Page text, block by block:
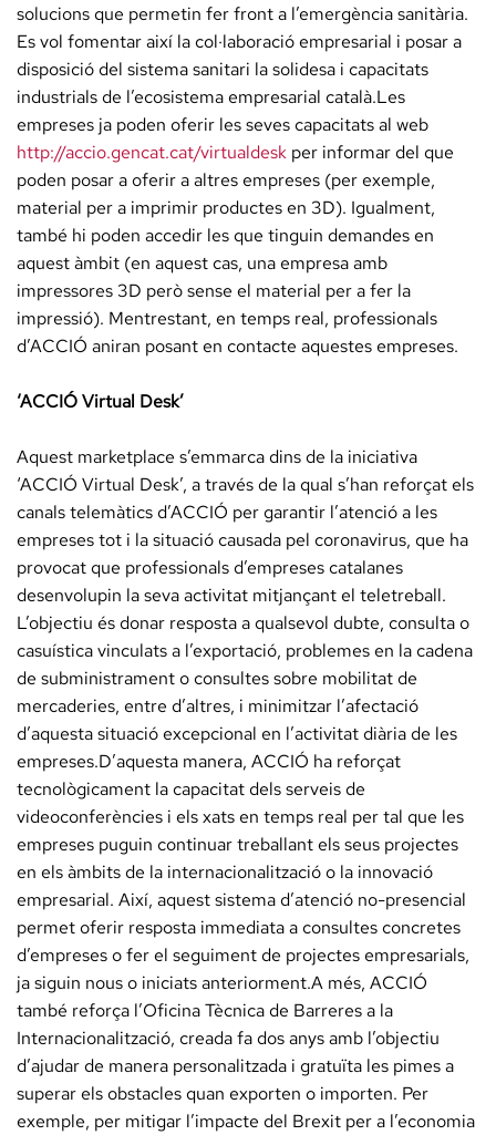
solucions que permetin fer front a l’emergència sanitària.
Es vol fomentar així la col·laboració empresarial i posar a
disposició del sistema sanitari la solidesa i capacitats
industrials de l’ecosistema empresarial català.Les
empreses ja poden oferir les seves capacitats al web
http://accio.gencat.cat/virtualdesk per informar del que
poden posar a oferir a altres empreses (per exemple,
material per a imprimir productes en 3D). Igualment,
també hi poden accedir les que tinguin demandes en
aquest àmbit (en aquest cas, una empresa amb
impressores 3D però sense el material per a fer la
impressió). Mentrestant, en temps real, professionals
d’ACCIÓ aniran posant en contacte aquestes empreses.
‘ACCIÓ Virtual Desk’
Aquest marketplace s’emmarca dins de la iniciativa
‘ACCIÓ Virtual Desk’, a través de la qual s’han reforçat els
canals telemàtics d’ACCIÓ per garantir l’atenció a les
empreses tot i la situació causada pel coronavirus, que ha
provocat que professionals d’empreses catalanes
desenvolupin la seva activitat mitjançant el teletreball.
L’objectiu és donar resposta a qualsevol dubte, consulta o
casuística vinculats a l’exportació, problemes en la cadena
de subministrament o consultes sobre mobilitat de
mercaderies, entre d’altres, i minimitzar l’afectació
d’aquesta situació excepcional en l’activitat diària de les
empreses.D’aquesta manera, ACCIÓ ha reforçat
tecnològicament la capacitat dels serveis de
videoconferències i els xats en temps real per tal que les
empreses puguin continuar treballant els seus projectes
en els àmbits de la internacionalització o la innovació
empresarial. Així, aquest sistema d’atenció no-presencial
permet oferir resposta immediata a consultes concretes
d’empreses o fer el seguiment de projectes empresarials,
ja siguin nous o iniciats anteriorment.A més, ACCIÓ
també reforça l’Oficina Tècnica de Barreres a la
Internacionalització, creada fa dos anys amb l’objectiu
d’ajudar de manera personalitzada i gratuïta les pimes a
superar els obstacles quan exporten o importen. Per
exemple, per mitigar l’impacte del Brexit per a l’economia